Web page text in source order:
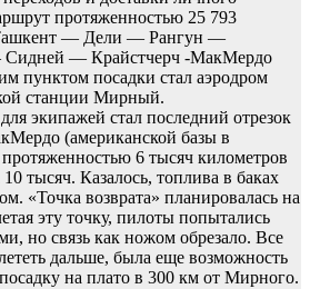
протяженностью 25 793
— Дели — Рангун —
— Крайстчерч -МакМердо
пунктом посадки стал аэродром
станции Мирный.
экипажей стал последний отрезок
(американской базы в
6 тысяч километров
тысяч. Казалось, топлива в баках
«Точка возврата» планировалась на
эту точку, пилоты попытались
но связь как ножом обрезало. Все
дальше, была еще возможность
на плато в 300 км от Мирного.